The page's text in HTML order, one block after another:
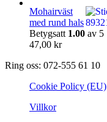
Mohairväst
med rund hals
Betygsatt 1.00 av 5
47,00 kr
Ring oss: 072-555 61 10
Cookie Policy (EU)
Villkor